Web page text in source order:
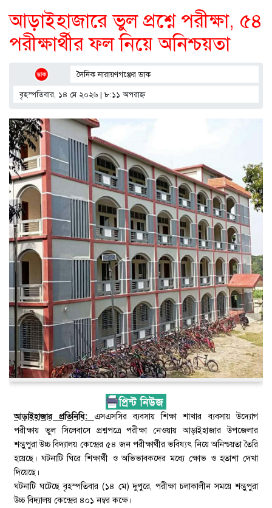
আড়াইহাজারে ভুল প্রশ্নে পরীক্ষা, ৫৪
পরীক্ষার্থীর ফল নিয়ে অনিশ্চয়তা
দৈনিক নারায়ণগঞ্জের ডাক
বৃহস্পতিবার, ১৪ মে ২০২৬ | ৮:১১ অপরাহ্ণ
আড়াইহাজার প্রতিনিধি:
এসএসসির ব্যবসায় শিক্ষা শাখার ব্যবসায় উদ্যোগ
পরীক্ষায় ভুল সিলেবাসে প্রশ্নপত্রে পরীক্ষা নেওয়ায় আড়াইহাজার উপজেলার
শম্ভুপুরা উচ্চ বিদ্যালয় কেন্দ্রের ৫৪ জন পরীক্ষার্থীর ভবিষ্যৎ নিয়ে অনিশ্চয়তা তৈরি
হয়েছে। ঘটনাটি ঘিরে শিক্ষার্থী ও অভিভাবকদের মধ্যে ক্ষোভ ও হতাশা দেখা
দিয়েছে।
ঘটনাটি ঘটেছে বৃহস্পতিবার (১৪ মে) দুপুরে, পরীক্ষা চলাকালীন সময়ে শম্ভুপুরা
উচ্চ বিদ্যালয় কেন্দ্রের ৪০১ নম্বর কক্ষে।